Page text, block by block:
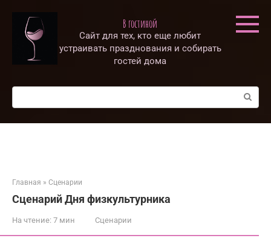
контенту
В гостиной
Сайт для тех, кто еще любит
устраивать празднования и собирать
гостей дома
Поиск:
Главная » Сценарии
Сценарий Дня физкультурника
На чтение: 7 мин Сценарии